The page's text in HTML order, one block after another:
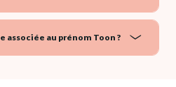
au prénom Toon ?